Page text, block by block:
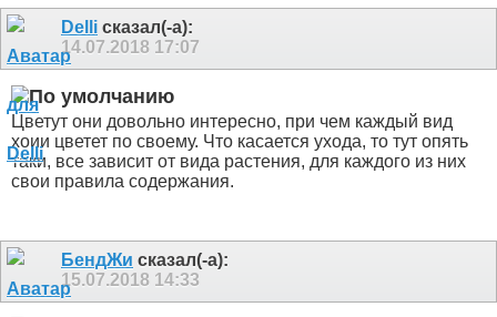
Delli сказал(-а):
14.07.2018 17:07
Цветут они довольно интересно, при чем каждый вид
хоии цветет по своему. Что касается ухода, то тут опять
таки, все зависит от вида растения, для каждого из них
свои правила содержания.
БендЖи сказал(-а):
15.07.2018 14:33